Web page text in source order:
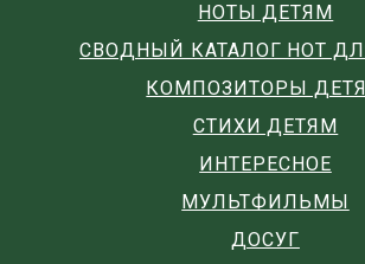
НОТЫ ДЕТЯМ
СВОДНЫЙ КАТАЛОГ НОТ
КОМПОЗИТОРЫ
СТИХИ ДЕТЯМ
ИНТЕРЕСНОЕ
МУЛЬТФИЛЬМЫ
ДОСУГ